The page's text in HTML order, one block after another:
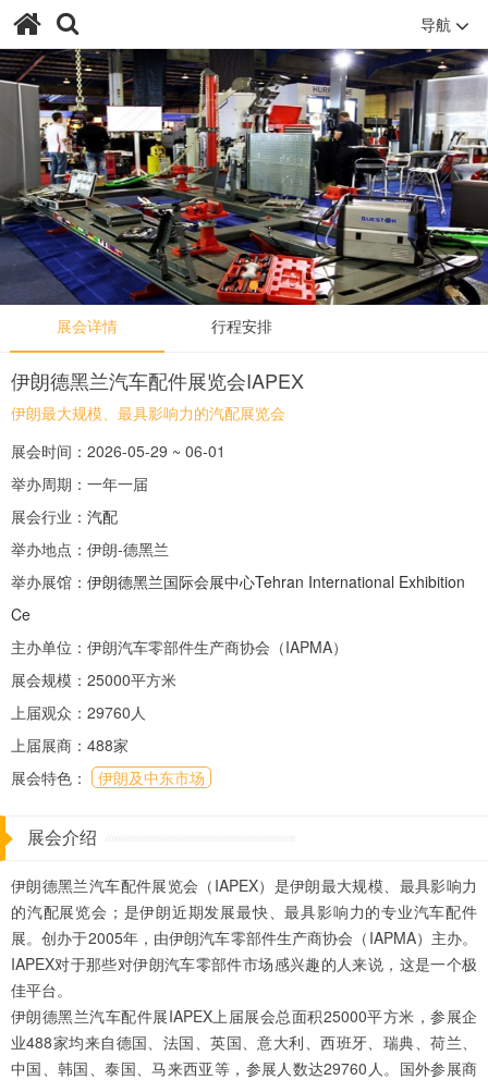
导航
展会详情 行程安排
伊朗德黑兰汽车配件展览会IAPEX
伊朗最大规模、最具影响力的汽配展览会
展会时间：2026-05-29 ~ 06-01
举办周期：一年一届
展会行业： 汽配
举办地点：伊朗-德黑兰
举办展馆： 伊朗德黑兰国际会展中心Tehran International Exhibition
Ce
主办单位：伊朗汽车零部件生产商协会（IAPMA）
展会规模：25000平方米
上届观众：29760人
上届展商：488家
展会特色：
伊朗及中东市场
展会介绍
伊朗德黑兰汽车配件展览会（IAPEX）是伊朗最大规模、最具影响力
的汽配展览会；是伊朗近期发展最快、最具影响力的专业汽车配件
展。创办于2005年，由伊朗汽车零部件生产商协会（IAPMA）主办。
IAPEX对于那些对伊朗汽车零部件市场感兴趣的人来说，这是一个极
佳平台。
伊朗德黑兰汽车配件展IAPEX上届展会总面积25000平方米，参展企
业488家均来自德国、法国、英国、意大利、西班牙、瑞典、荷兰、
中国、韩国、泰国、马来西亚等，参展人数达29760人。国外参展商